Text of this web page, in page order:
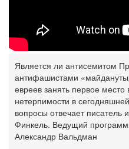
Является ли антисемитом
антифашистами
евреев занять первое место
нетерпимости в
вопросы отвечает писатель
Финкель. Ведущий
Александр Вальдман